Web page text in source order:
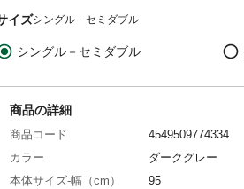
イズシングル－セミダブル
シングル－セミダブル
商品の詳細
商品コード
4549509774334
カラー
ダークグレー
本体サイズ-幅（cm）
95